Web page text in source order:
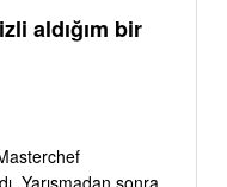
aldığım bir
Yarışmadan sonra